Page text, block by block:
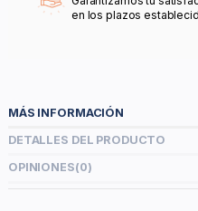
en los plazos
MÁS INFORMACIÓN
DETALLES DEL PRODUCTO
OPINIONES(0)